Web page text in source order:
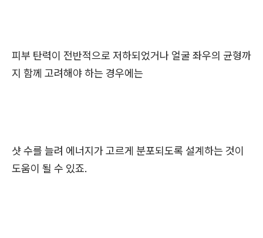
피부 탄력이 전반적으로 저하되었거나 얼굴 좌우의 균형까
지 함께 고려해야 하는 경우에는
샷 수를 늘려 에너지가 고르게 분포되도록 설계하는 것이
도움이 될 수 있죠.